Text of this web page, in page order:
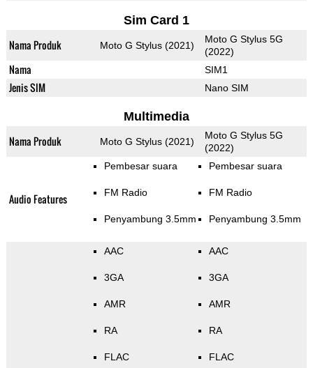
Sim Card 1
Nama Produk Moto G Stylus (2021)
Moto G Stylus 5G
(2022)
Nama SIM1
Jenis SIM Nano SIM
Multimedia
Nama Produk Moto G Stylus (2021)
Moto G Stylus 5G
(2022)
Audio Features
Pembesar suara
FM Radio
Penyambung 3.5mm
Pembesar suara
FM Radio
Penyambung 3.5mm
AAC
3GA
AMR
RA
FLAC
AAC
3GA
AMR
RA
FLAC